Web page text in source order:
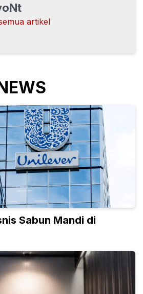
artikel
Sabun Mandi di